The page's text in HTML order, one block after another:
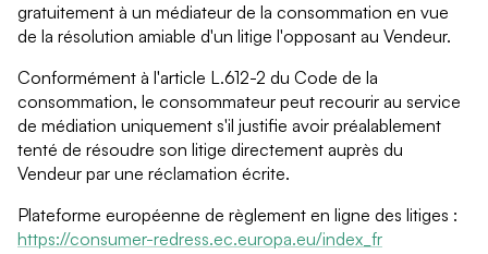
gratuitement à un médiateur de la consommation en vue
de la résolution amiable d'un litige l'opposant au Vendeur.
Conformément à l'article L.612-2 du Code de la
consommation, le consommateur peut recourir au service
de médiation uniquement s'il justifie avoir préalablement
tenté de résoudre son litige directement auprès du
Vendeur par une réclamation écrite.
Plateforme européenne de règlement en ligne des litiges :
https://consumer-redress.ec.europa.eu/index_fr